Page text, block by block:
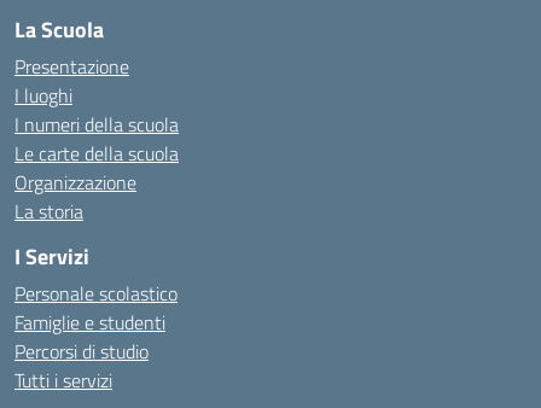
La Scuola
Presentazione
I luoghi
I numeri della scuola
Le carte della scuola
Organizzazione
La storia
I Servizi
Personale scolastico
Famiglie e studenti
Percorsi di studio
Tutti i servizi